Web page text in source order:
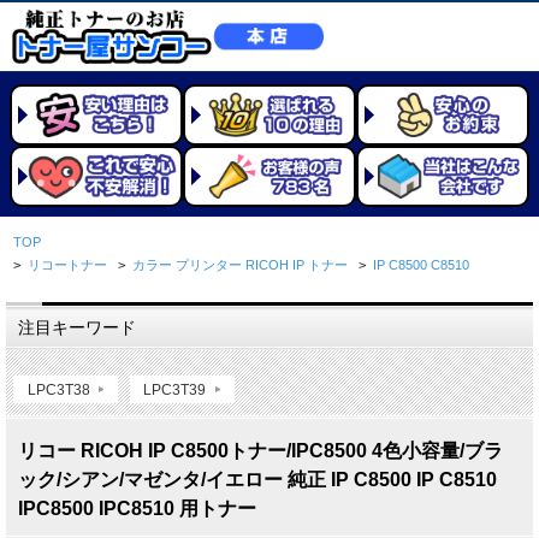
TOP
> リコートナー > カラー プリンター RICOH IP トナー > IP C8500 C8510
注目キーワード
LPC3T38 LPC3T39
リコー RICOH IP C8500トナー/IPC8500 4色小容量/ブラ
ック/シアン/マゼンタ/イエロー 純正 IP C8500 IP C8510
IPC8500 IPC8510 用トナー